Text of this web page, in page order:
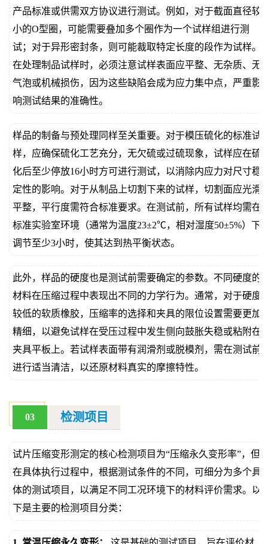
产品标准或供需双方协议进行测试。例如，对于截面直径较
小的O型圈，可能需要叠加多个圈作为一个试样组进行测
试；对于异形密封条，则可能裁取特定长度的段作为试样。
在处理制品试样时，必须注意试样表面应平整、无杂质、无
气泡或机械损伤，因为这些缺陷会成为应力集中点，严重影
响测试结果的准确性。
样品的制备与预处理同样至关重要。对于模压硫化的标准试
样，应确保硫化工艺充分，无欠硫或过硫现象，试样应在硫
化后至少停放16小时方可进行测试，以消除内应力对尺寸稳
定性的影响。对于从制品上切割下来的试样，切割面应光滑
平整，平行度需符合标准要求。在测试前，所有试样均需在
标准实验室环境（通常为温度23±2℃，相对湿度50±5%）下
调节至少3小时，使其达到热平衡状态。
此外，样品的硬度也是测试前需要确定的参数。不同硬度的
材料在压缩过程中表现出不同的力学行为。通常，对于硬度
较低的软质橡胶，压缩率的选择和夹具的限位设置需要更加
精细，以避免试样在受压过程中发生侧向鼓胀失稳或粘附在
夹具平板上。若试样表面带有润滑剂或脱模剂，需在测试前
进行适当清洁，以还原材料真实的摩擦特性。
03 检测项目
试片压缩变形测定的核心检测项目为“压缩永久变形率”，但
在具体执行过程中，根据测试条件的不同，可细分为多个具
体的测试项目，以满足不同工况环境下的材料评价需求。以
下是主要的检测项目分类：